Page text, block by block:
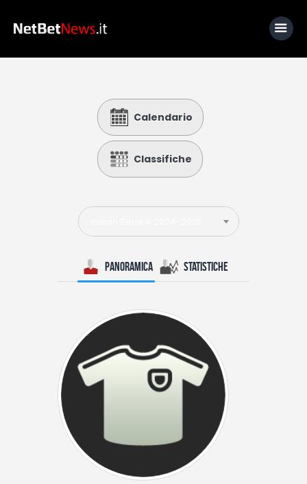
Calcio
Basket
Tennis
Lo Sapevi Che
I consigli di Giulia
Calendario
Classifiche
Panoramica Statistiche